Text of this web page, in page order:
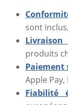
sont
produits
Paiement
Apple
Fiabilité